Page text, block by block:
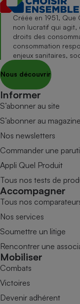
Créée en 1951,
non lucratif qui agit,
droits des
consommation
enjeux sanitaires,
Nous découvrir
Informer
S’abonner au site
S’abonner au magazine
Nos newsletters
Commander une
Appli Quel Produit
Tous nos tests de
Accompagner
Tous nos
Nos services
Soumettre un litige
Rencontrer une
Mobiliser
Combats
Victoires
Devenir adhérent